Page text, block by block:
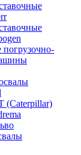
(Caterpillar)